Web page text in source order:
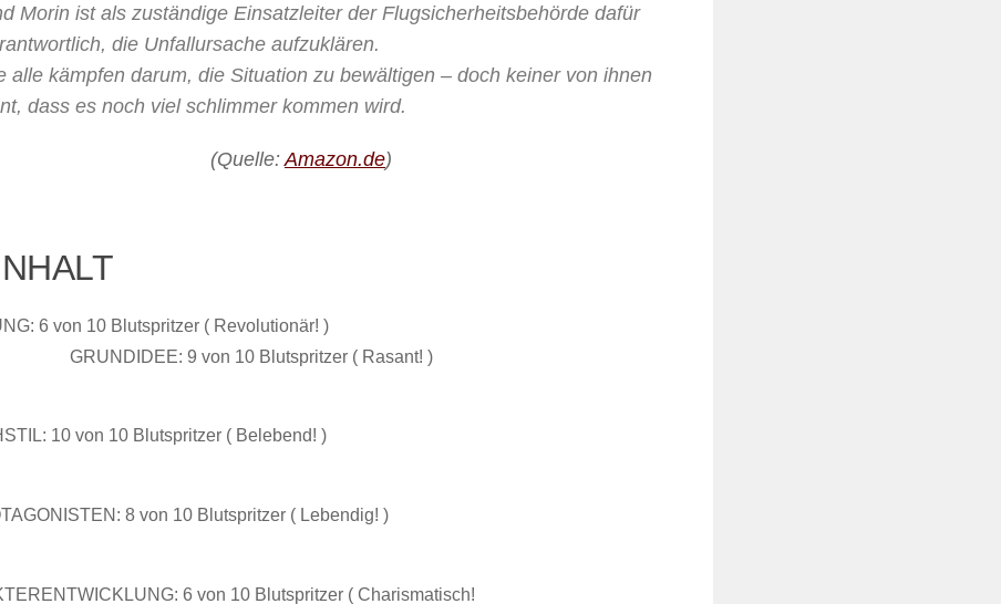
Morin ist als zuständige Einsatzleiter der Flugsicherheitsbehörde dafür
die Unfallursache aufzuklären.
alle kämpfen darum, die Situation zu bewältigen – doch keiner von ihnen
dass es noch viel schlimmer kommen wird.
(Quelle: Amazon.de)
6 von 10 Blutspritzer ( Revolutionär! )
GRUNDIDEE: 9 von 10 Blutspritzer ( Rasant! )
10 von 10 Blutspritzer ( Belebend! )
8 von 10 Blutspritzer ( Lebendig! )
6 von 10 Blutspritzer ( Charismatisch!